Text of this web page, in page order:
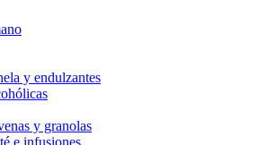
y endulzantes
y granolas